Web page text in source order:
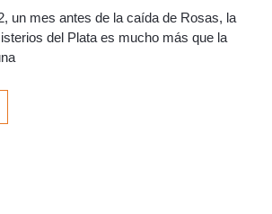
un mes antes de la caída de Rosas, la
del Plata es mucho más que la